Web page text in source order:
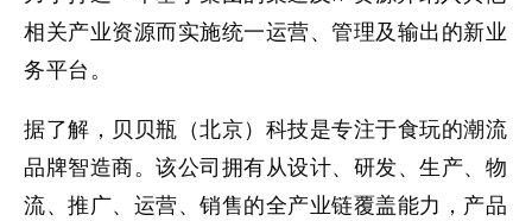
相关产业资源而实施统一运营、管理及输出的新业
务平台。
据了解，贝贝瓶（北京）科技是专注于食玩的潮流
品牌智造商。该公司拥有从设计、研发、生产、物
流、推广、运营、销售的全产业链覆盖能力，产品